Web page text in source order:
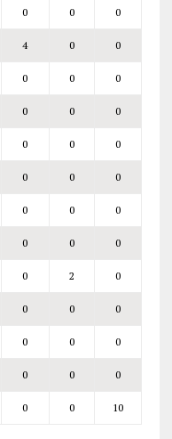
0 0 0
4 0 0
0 0 0
0 0 0
0 0 0
0 0 0
0 0 0
0 0 0
0 2 0
0 0 0
0 0 0
0 0 0
0 0 10